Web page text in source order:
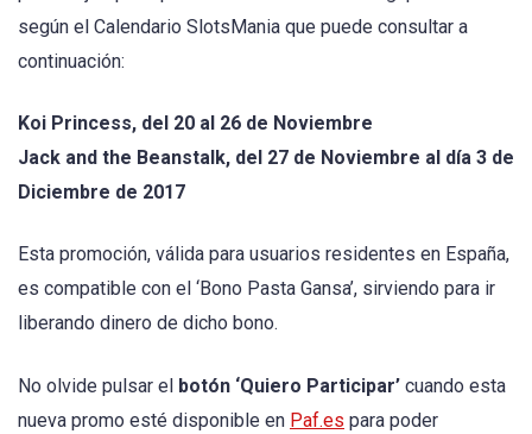
según el Calendario SlotsMania que puede consultar a
continuación:
Koi Princess, del 20 al 26 de Noviembre
Jack and the Beanstalk, del 27 de Noviembre al día 3 de
Diciembre de 2017
Esta promoción, válida para usuarios residentes en España,
es compatible con el ‘Bono Pasta Gansa’, sirviendo para ir
liberando dinero de dicho bono.
No olvide pulsar el botón ‘Quiero Participar’ cuando esta
nueva promo esté disponible en Paf.es para poder